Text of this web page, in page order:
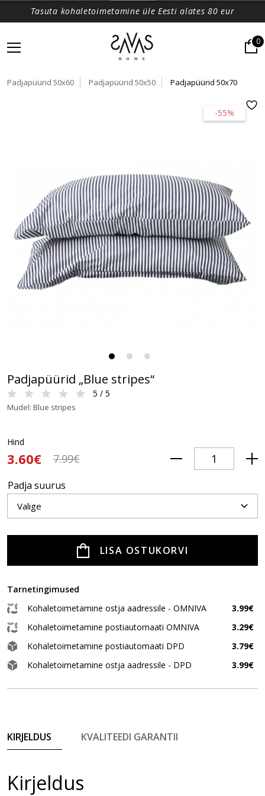
Tasuta kohaletoimetamine üle Eesti alates 80 eur
0
Padjapüürid 50x60 Padjapüürid 50x50 Padjapüürid 50x70
-55%
Padjapüürid „Blue stripes“
5 / 5
Mudel: Blue stripes
Hind
3.60€ 7.99€
Padja suurus
LISA OSTUKORVI
Tarnetingimused
Kohaletoimetamine ostja aadressile - OMNIVA
3.99€
Kohaletoimetamine postiautomaati OMNIVA
3.29€
Kohaletoimetamine postiautomaati DPD
3.79€
Kohaletoimetamine ostja aadressile - DPD
3.99€
KIRJELDUS KVALITEEDI GARANTII
Kirjeldus